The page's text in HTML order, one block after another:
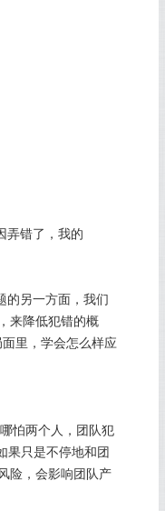
弄错了，我的
的另一方面，我们
来降低犯错的概
里，学会怎么样应
怕两个人，团队犯
果只是不停地和团
险，会影响团队产